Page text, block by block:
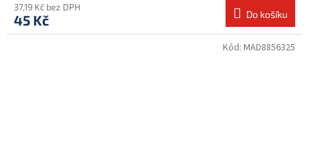
37,19 Kč bez DPH
45 Kč Do košíku
Kód: MAD8856325